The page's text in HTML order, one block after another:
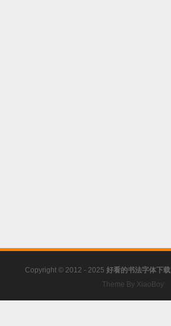
Copyright © 2012 - 2025 好看的书法字体下载
Theme By XiaoBoy